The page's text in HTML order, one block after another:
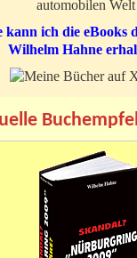
automobilen Welt
kann ich die eBooks
Wilhelm Hahne